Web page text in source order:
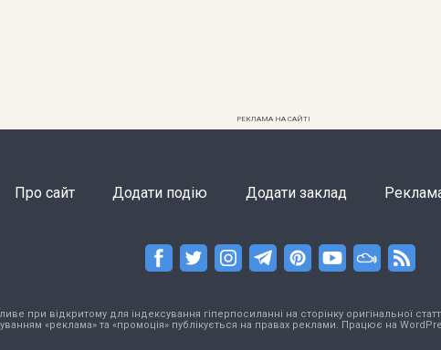
РЕКЛАМА НА САЙТІ
Про сайт Додати подію Додати заклад
при відкритому для індексування гіперпосиланні на сторінку оригінальної
«реклама» та «промоція» публікується на правах реклами. Працює на